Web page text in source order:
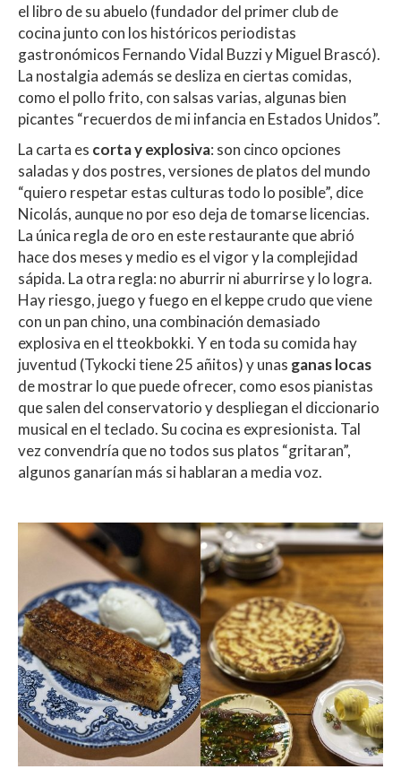
el libro de su abuelo (fundador del primer club de
cocina junto con los históricos periodistas
gastronómicos Fernando Vidal Buzzi y Miguel Brascó).
La nostalgia además se desliza en ciertas comidas,
como el pollo frito, con salsas varias, algunas bien
picantes “recuerdos de mi infancia en Estados Unidos”.
La carta es corta y explosiva: son cinco opciones
saladas y dos postres, versiones de platos del mundo
“quiero respetar estas culturas todo lo posible”, dice
Nicolás, aunque no por eso deja de tomarse licencias.
La única regla de oro en este restaurante que abrió
hace dos meses y medio es el vigor y la complejidad
sápida. La otra regla: no aburrir ni aburrirse y lo logra.
Hay riesgo, juego y fuego en el keppe crudo que viene
con un pan chino, una combinación demasiado
explosiva en el tteokbokki. Y en toda su comida hay
juventud (Tykocki tiene 25 añitos) y unas ganas locas
de mostrar lo que puede ofrecer, como esos pianistas
que salen del conservatorio y despliegan el diccionario
musical en el teclado. Su cocina es expresionista. Tal
vez convendría que no todos sus platos “gritaran”,
algunos ganarían más si hablaran a media voz.